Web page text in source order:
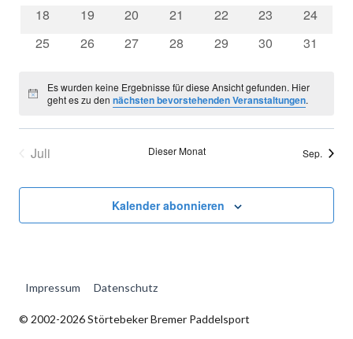
0
18
0
19
0
20
0
21
0
22
0
23
0
24
0
25
0
26
0
27
0
28
0
29
0
30
0
31
Hinweis
Es wurden keine Ergebnisse für diese Ansicht gefunden. Hier
geht es zu den nächsten bevorstehenden Veranstaltungen.
Juli Dieser Monat Sep.
Kalender abonnieren
Impressum Datenschutz
© 2002-2026 Störtebeker Bremer Paddelsport